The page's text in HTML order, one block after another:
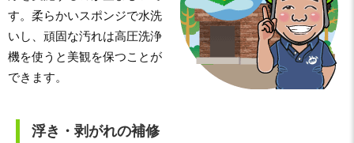
す。柔らかいスポンジで水洗
いし、頑固な汚れは高圧洗浄
機を使うと美観を保つことが
できます。
浮き・剥がれの補修